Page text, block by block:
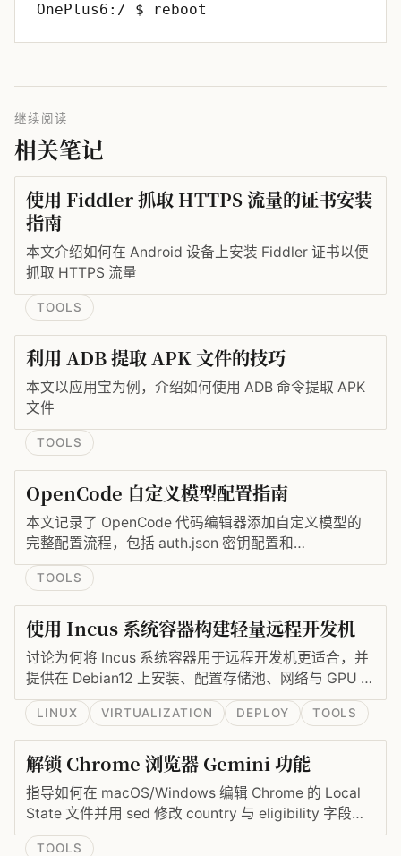
继续阅读
相关笔记
使用 Fiddler 抓取 HTTPS 流量的证书安装
指南
本文介绍如何在 Android 设备上安装 Fiddler 证书以便
抓取 HTTPS 流量
TOOLS
利用 ADB 提取 APK 文件的技巧
本文以应用宝为例，介绍如何使用 ADB 命令提取 APK
文件
TOOLS
OpenCode 自定义模型配置指南
本文记录了 OpenCode 代码编辑器添加自定义模型的
完整配置流程，包括 auth.json 密钥配置和
opencode.json 模型配置文件的编写，帮助 CLI 用户快
速接入所需的 AI 模型。
TOOLS
使用 Incus 系统容器构建轻量远程开发机
讨论为何将 Incus 系统容器用于远程开发机更适合，并
提供在 Debian12 上安装、配置存储池、网络与 GPU 支
持的实操命令。
LINUX VIRTUALIZATION DEPLOY TOOLS
解锁 Chrome 浏览器 Gemini 功能
指导如何在 macOS/Windows 编辑 Chrome 的 Local
State 文件并用 sed 修改 country 与 eligibility 字段，
以解锁 Gemini 功能（需美区账号与美区 IP）。
TOOLS